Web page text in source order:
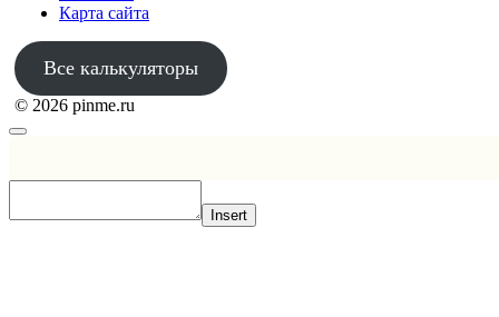
Карта сайта
Все калькуляторы
© 2026 pinme.ru
Insert